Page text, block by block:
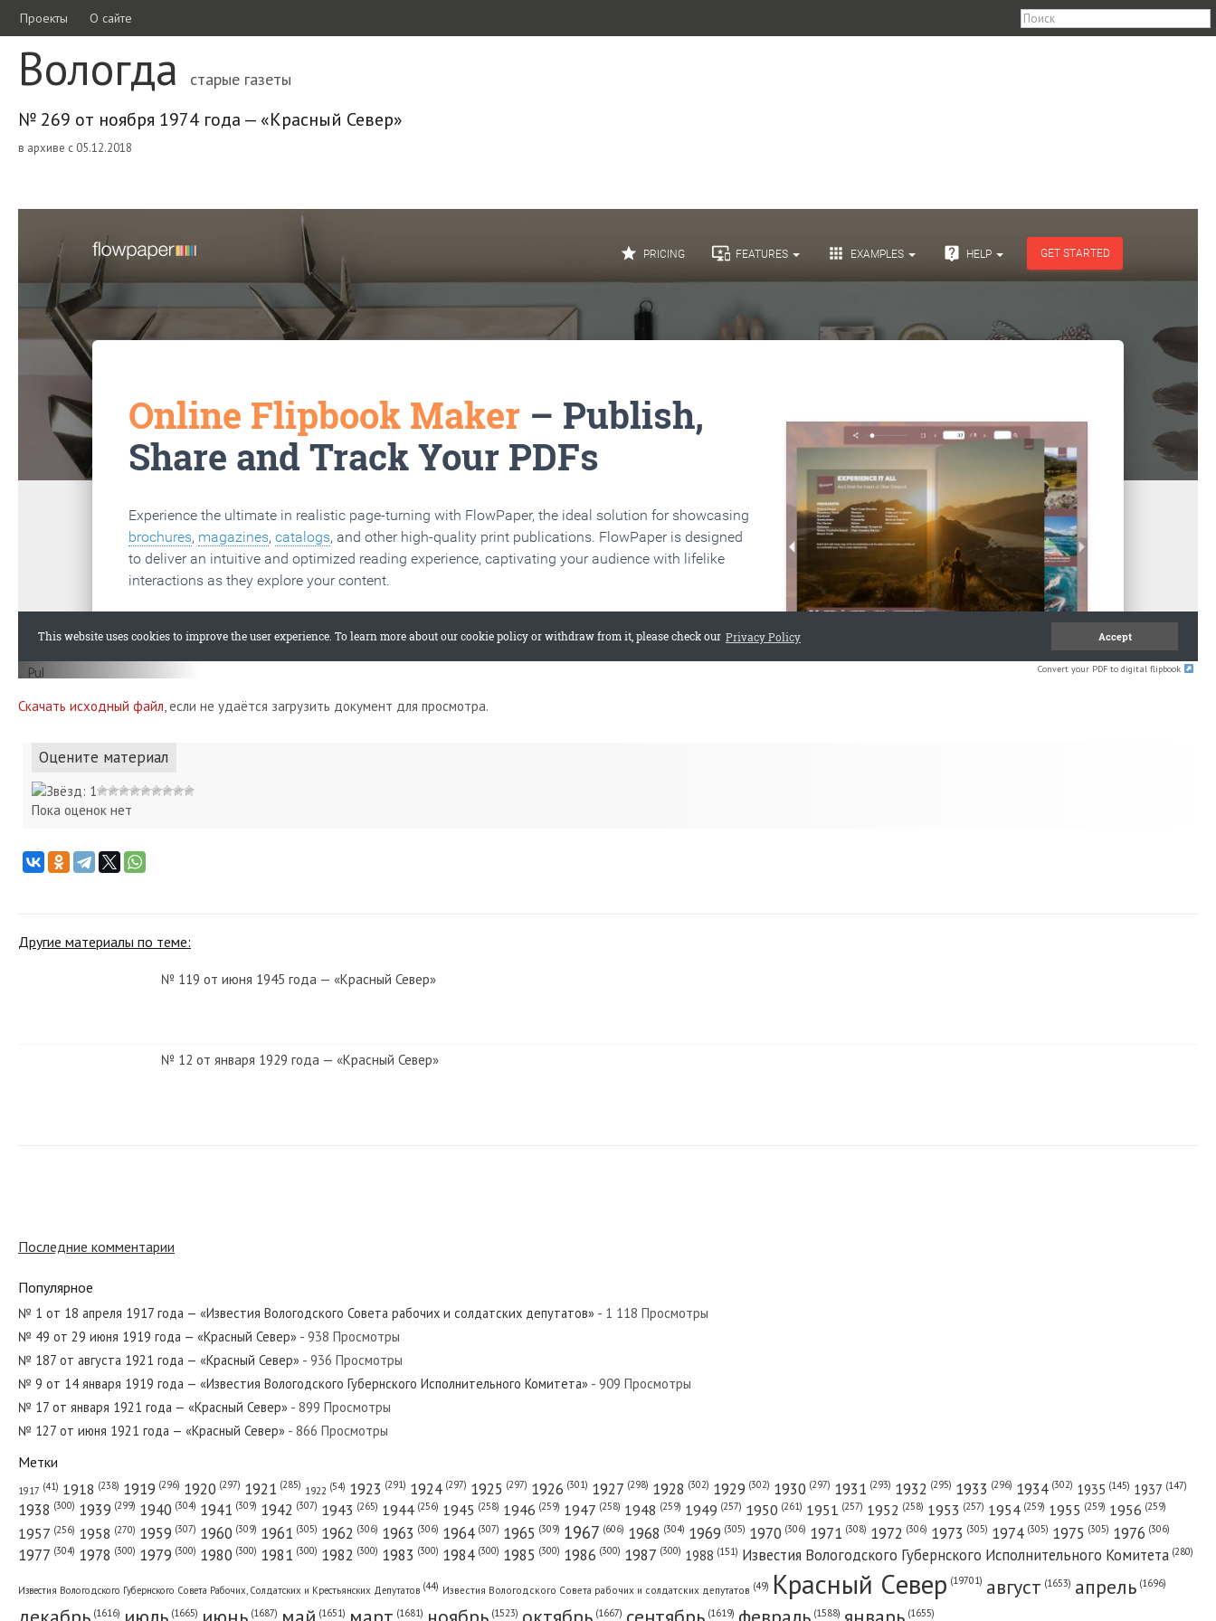
Проекты О сайте
Вологда старые газеты
№ 269 от ноября 1974 года — «Красный Север»
в архиве с 05.12.2018
Convert your PDF to digital flipbook
Скачать исходный файл, если не удаётся загрузить документ для просмотра.
Оцените материал
Пока оценок нет
Другие материалы по теме:
№ 119 от июня 1945 года — «Красный Север»
№ 12 от января 1929 года — «Красный Север»
№ 305 от декабря 1965 года — «Красный Север»
№ 47 от февраля 1959 года — «Красный Север»
Последние комментарии
Популярное
№ 1 от 18 апреля 1917 года — «Известия Вологодского Совета рабочих и солдатских депутатов» - 1 118 Просмотры
№ 49 от 29 июня 1919 года — «Красный Север» - 938 Просмотры
№ 187 от августа 1921 года — «Красный Север» - 936 Просмотры
№ 9 от 14 января 1919 года — «Известия Вологодского Губернского Исполнительного Комитета» - 909 Просмотры
№ 17 от января 1921 года — «Красный Север» - 899 Просмотры
№ 127 от июня 1921 года — «Красный Север» - 866 Просмотры
Метки
1917 (41) 1918 (238) 1919 (296) 1920 (297) 1921 (285) 1922 (54) 1923 (291) 1924 (297) 1925 (297) 1926 (301) 1927 (298) 1928 (302) 1929 (302) 1930 (297) 1931 (293) 1932 (295) 1933 (296) 1934 (302) 1935 (145) 1937 (147)
1938 (300) 1939 (299) 1940 (304) 1941 (309) 1942 (307) 1943 (265) 1944 (256) 1945 (258) 1946 (259) 1947 (258) 1948 (259) 1949 (257) 1950 (261) 1951 (257) 1952 (258) 1953 (257) 1954 (259) 1955 (259) 1956 (259)
1957 (256) 1958 (270) 1959 (307) 1960 (309) 1961 (305) 1962 (306) 1963 (306) 1964 (307) 1965 (309) 1967 (606) 1968 (304) 1969 (305) 1970 (306) 1971 (308) 1972 (306) 1973 (305) 1974 (305) 1975 (305) 1976 (306)
1977 (304) 1978 (300) 1979 (300) 1980 (300) 1981 (300) 1982 (300) 1983 (300) 1984 (300) 1985 (300) 1986 (300) 1987 (300) 1988 (151) Известия Вологодского Губернского Исполнительного Комитета (280)
Известия Вологодского Губернского Совета Рабочих, Солдатских и Крестьянских Депутатов (44) Известия Вологодского Совета рабочих и солдатских депутатов (49) Красный Cевер (19701) август (1653) апрель (1696)
(1616) (1665) (1687) (1651) (1681) (1523) (1667) (1619) (1588) (1655)